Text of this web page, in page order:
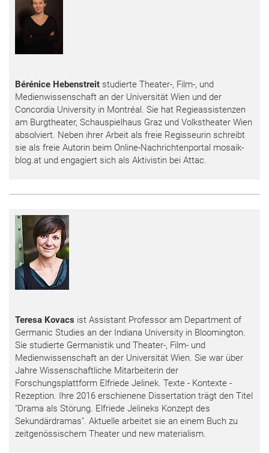
Bérénice Hebenstreit studierte Theater-, Film-, und
Medienwissenschaft an der Universität Wien und der
Concordia University in Montréal. Sie hat Regieassistenzen
am Burgtheater, Schauspielhaus Graz und Volkstheater Wien
absolviert. Neben ihrer Arbeit als freie Regisseurin schreibt
sie als freie Autorin beim Online-Nachrichtenportal mosaik-
blog.at und engagiert sich als Aktivistin bei Attac.
Teresa Kovacs ist Assistant Professor am Department of
Germanic Studies an der Indiana University in Bloomington.
Sie studierte Germanistik und Theater-, Film- und
Medienwissenschaft an der Universität Wien. Sie war über
Jahre Wissenschaftliche Mitarbeiterin der
Forschungsplattform Elfriede Jelinek. Texte - Kontexte -
Rezeption. Ihre 2016 erschienene Dissertation trägt den Titel
"Drama als Störung. Elfriede Jelineks Konzept des
Sekundärdramas". Aktuelle arbeitet sie an einem Buch zu
zeitgenössischem Theater und new materialism.